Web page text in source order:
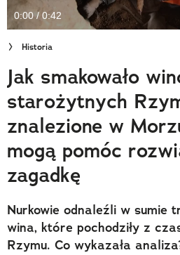
Cuda Polski
Wielki Konkurs Fotograficzny
Trendbook Podróżniczy
Polecane
0:00 / 0:42
Historia
Jak smakowało
starożytnych
znalezione w
mogą pomóc
zagadkę
Nurkowie odnaleźli w sumie
wina, które pochodziły z
Rzymu. Co wykazała